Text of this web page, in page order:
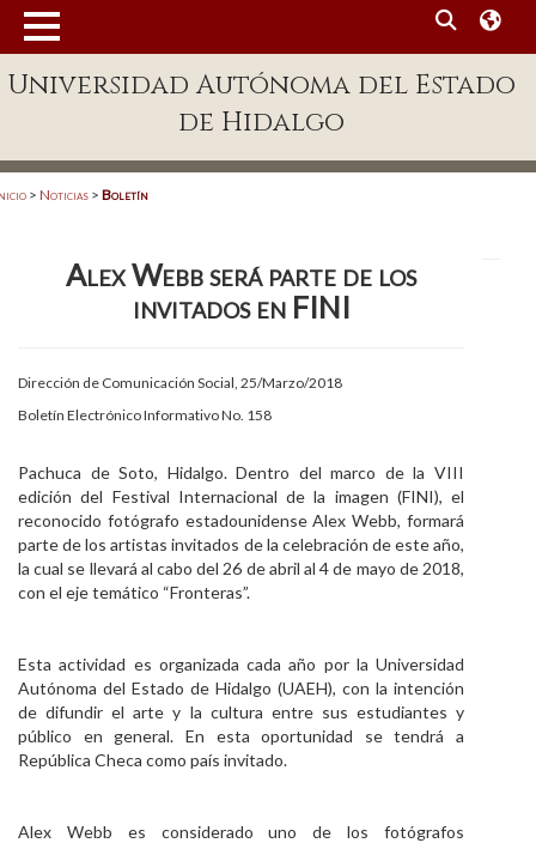
Enlaces
Patronato
Publicaciones en línea
Acreditación Internacional
Alumnado
Aspirantes
Personal
Visitantes
Universidad Autónoma del Estado
de Hidalgo
> Noticias > Boletín
Alex Webb será parte de los
invitados en FINI
Dirección de Comunicación Social, 25/Marzo/2018
Boletín Electrónico Informativo No. 158
Pachuca de Soto, Hidalgo. Dentro del marco de la VIII
edición del Festival Internacional de la imagen (FINI), el
reconocido fotógrafo estadounidense Alex Webb, formará
parte de los artistas invitados de la celebración de este año,
la cual se llevará al cabo del 26 de abril al 4 de mayo de 2018,
con el eje temático “Fronteras”.
Esta actividad es organizada cada año por la Universidad
Autónoma del Estado de Hidalgo (UAEH), con la intención
de difundir el arte y la cultura entre sus estudiantes y
público en general. En esta oportunidad se tendrá a
República Checa como país invitado.
Alex Webb es considerado uno de los fotógrafos